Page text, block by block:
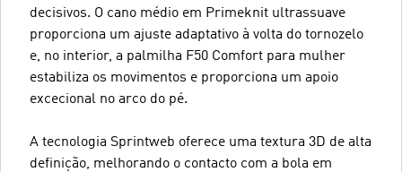
decisivos. O cano médio em Primeknit ultrassuave
proporciona um ajuste adaptativo à volta do tornozelo
e, no interior, a palmilha F50 Comfort para mulher
estabiliza os movimentos e proporciona um apoio
excecional no arco do pé.
A tecnologia Sprintweb oferece uma textura 3D de alta
definição, melhorando o contacto com a bola em